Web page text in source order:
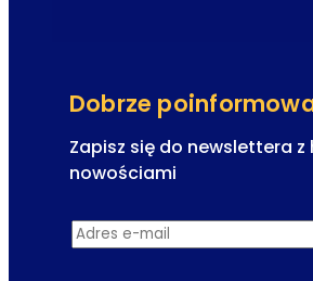
Dobrze
Zapisz się do newslettera
nowościami
R
eAdres e-mail